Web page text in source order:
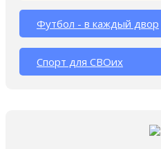
Футбол - в каждый двор
Спорт для СВОих